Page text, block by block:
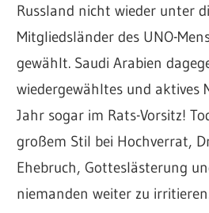
Russland nicht wieder unter
Mitgliedsländer des UNO-
gewählt. Saudi Arabien
wiedergewähltes und aktives
Jahr sogar im Rats-Vorsitz!
großem Stil bei Hochverrat,
Ehebruch, Gotteslästerung
niemanden weiter zu